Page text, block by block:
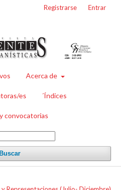
Acerca de
es ´Índices
convocatorias
Buscar
Registrarse Entrar